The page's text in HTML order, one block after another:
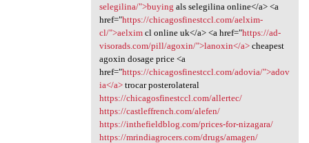
selegilina/">buying als selegilina online</a> <a
href="https://chicagosfinestccl.com/aelxim-
cl/">aelximcl online uk</a> <a href="https://ad-
visorads.com/pill/agoxin/">lanoxin</a>cheapest
agoxin dosage price <a
href="https://chicagosfinestccl.com/adovia/">adov
ia</a>trocar posterolateral
https://chicagosfinestccl.com/allertec/
https://castleffrench.com/alefen/
https://inthefieldblog.com/prices-for-nizagara/
https://mrindiagrocers.com/drugs/amagen/